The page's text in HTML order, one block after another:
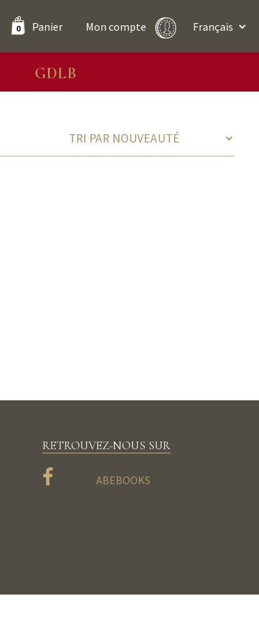
0 Panier Mon compte
GDLB
RETROUVEZ-NOUS SUR
ABEBOOKS